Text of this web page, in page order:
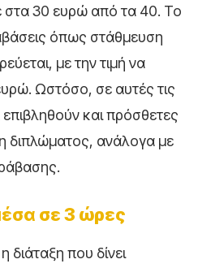
στα 30 ευρώ από τα 40. Το
όπως στάθμευση
με την τιμή να
Ωστόσο, σε αυτές τις
και πρόσθετες
διπλώματος, ανάλογα με
σε 3 ώρες
διάταξη που δίνει